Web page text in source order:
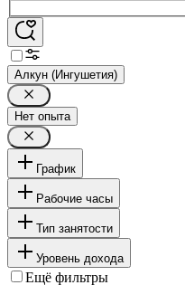
Алкун (Ингушетия)
Нет опыта
График
Рабочие часы
Тип занятости
Уровень дохода
Ещё фильтры